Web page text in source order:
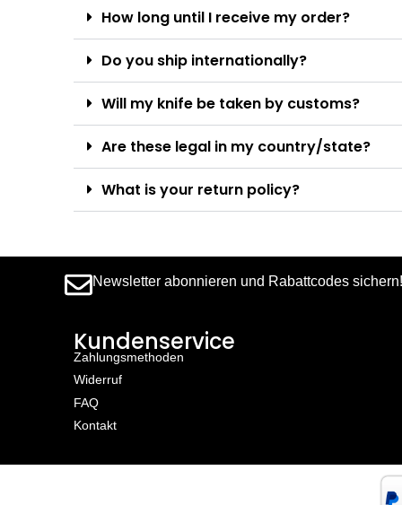
How long until I receive my order?
Do you ship internationally?
Will my knife be taken by customs?
Are these legal in my country/state?
What is your return policy?
Newsletter abonnieren und Rabattcodes sichern!
Kundenservice
Zahlungsmethoden
Widerruf
FAQ
Kontakt